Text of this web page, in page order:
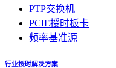
PTP交换机
PCIE授时板卡
频率基准源
行业授时解决方案